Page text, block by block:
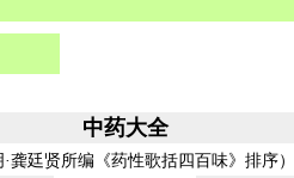
中药大全
·龚廷贤所编《药性歌括四百味》排序）